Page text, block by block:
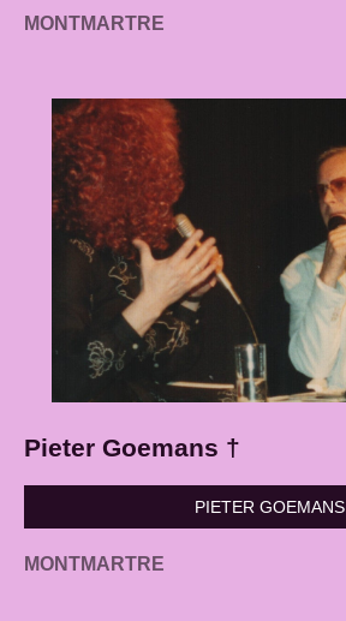
MONTMARTRE
Pieter Goemans †
PIETER GOEMANS
MONTMARTR E